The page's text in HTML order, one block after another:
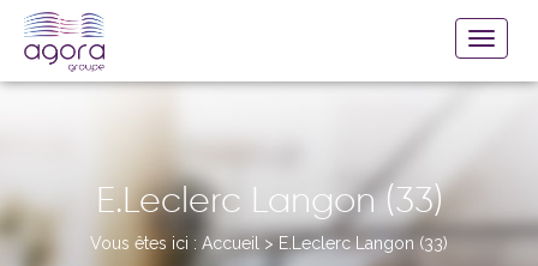
E.Leclerc Langon (33)
Vous êtes ici : Accueil > E.Leclerc Langon (33)